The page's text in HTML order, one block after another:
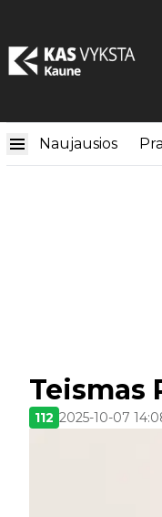
Naujausios
Teismas
112 2025-10-07